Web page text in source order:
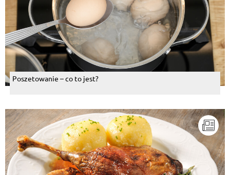
Poszetowanie – co to jest?